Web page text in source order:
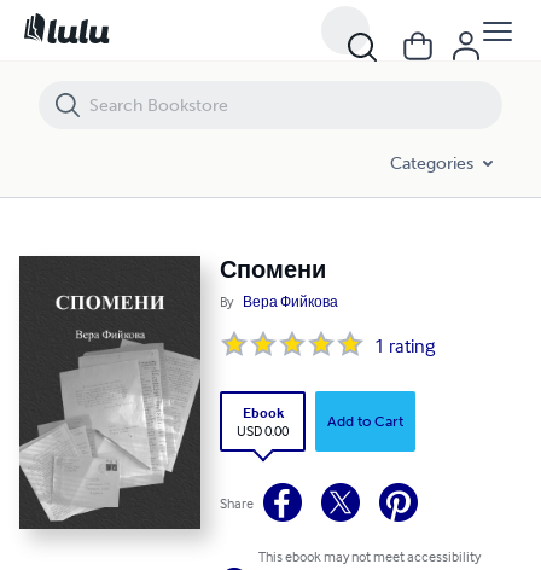
Categories
Спомени
By Вера Фийкова
1 rating
Ebook
USD 0.00
Add to Cart
Share
This ebook may not meet accessibility
Спомени